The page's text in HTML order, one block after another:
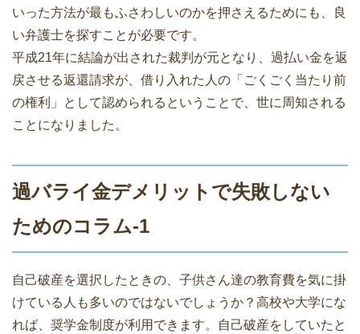
いった方法が最もふさわしいのかを押さえるためにも、良
い弁護士を探すことが必要です。
平成21年に結論が出された裁判が元となり、過払い金を返
戻させる返還請求が、借り入れた人の「ごくごく当たり前
の権利」として認められるということで、世に周知される
ことになりました。
過バライ金デメリットで失敗しない
ためのコラム-1
自己破産を選択したときの、子供さん達の教育費を気に掛
けている人も多いのではないでしょうか？高校や大学にな
れば、奨学金制度が利用できます。自己破産をしていたと